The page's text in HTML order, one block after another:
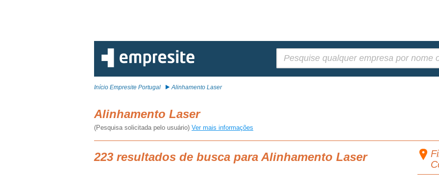
Início Empresite Portugal Alinhamento Laser
Alinhamento Laser
(Pesquisa solicitada pelo usuário) Ver mais informações
223 resultados de busca para Alinhamento Laser